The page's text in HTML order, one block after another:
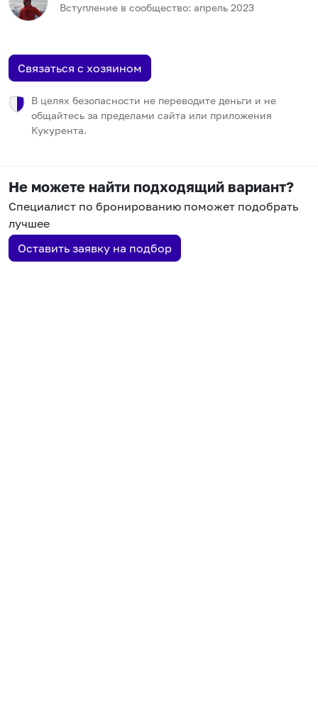
Вступление в сообщество: апрель 2023
Связаться с хозяином
В целях безопасности не переводите деньги и не
общайтесь за пределами сайта или приложения
Кукурента.
Не можете найти подходящий вариант?
Специалист по бронированию поможет подобрать
лучшее
Оставить заявку на подбор